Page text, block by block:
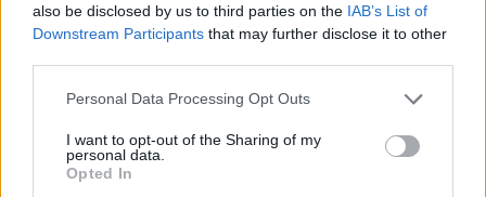
also be disclosed by us to third parties on the IAB’s List of
Downstream Participants that may further disclose it to other
Please note that this website/app uses one or more Google
not limited to your visit or usage behaviour. You may click to
grant or deny consent to Google and its third-party tags to
use your data for below specified purposes in below Google
Personal Data Processing Opt Outs
I want to opt-out of the Sharing of my
personal data.
Opted In